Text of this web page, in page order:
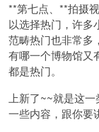
**第七点、**拍摄
以选择热门，许多
范畴热门也非常多
有哪一个博物馆又
都是热门。
上新了~~就是这
一些内容，跟你要